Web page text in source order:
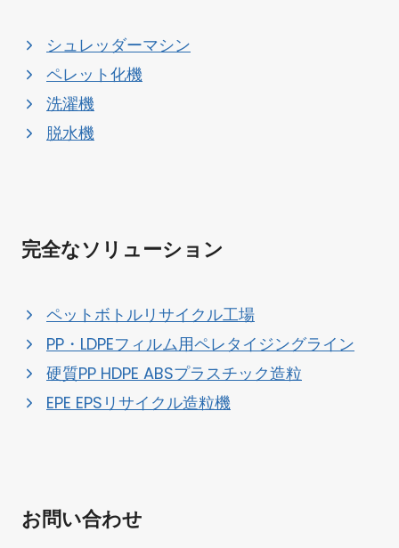
シュレッダーマシン
ペレット化機
洗濯機
脱水機
完全なソリューション
ペットボトルリサイクル工場
PP・LDPEフィルム用ペレタイジングライン
硬質PP HDPE ABSプラスチック造粒
EPE EPSリサイクル造粒機
お問い合わせ